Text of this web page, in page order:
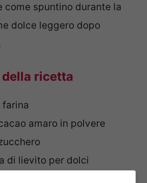
come spuntino durante la
dolce leggero dopo
ricetta
farina
amaro in polvere
di lievito per dolci